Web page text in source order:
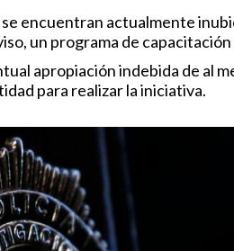
encuentran actualmente
un programa de
apropiación indebida de al
para realizar la iniciativa.